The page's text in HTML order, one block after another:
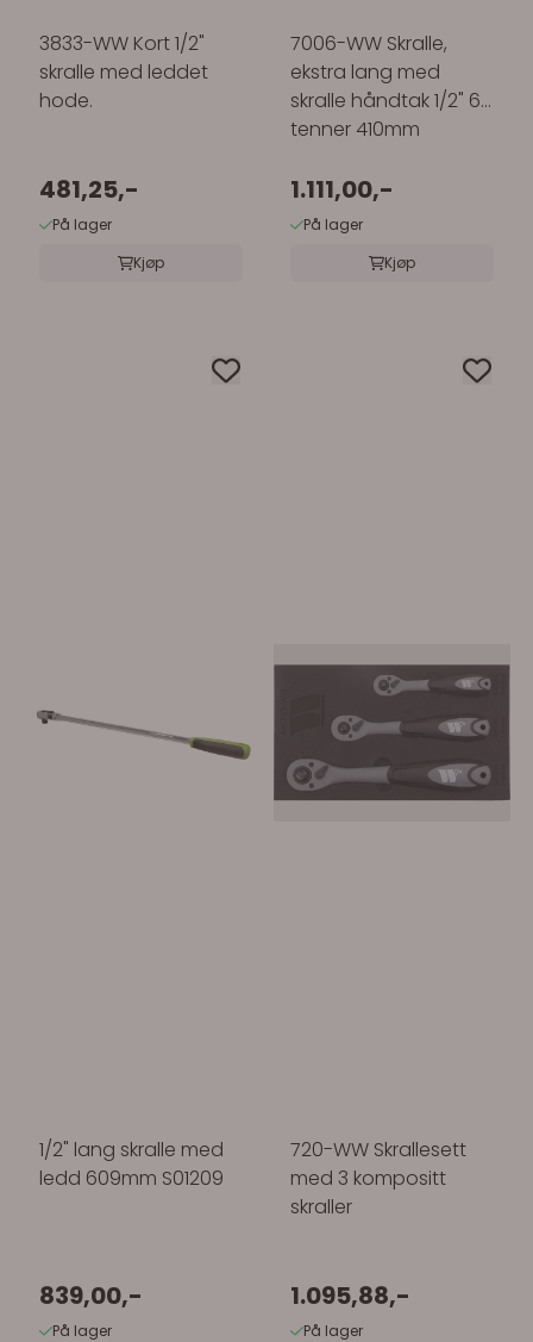
3833-WW Kort 1/2"
skralle med leddet
hode.
481,25,-
På lager
Kjøp
7006-WW Skralle,
ekstra lang med
skralle håndtak 1/2" 60
tenner 410mm
1.111,00,-
På lager
Kjøp
1/2" lang skralle med
ledd 609mm S01209
839,00,-
På lager
720-WW Skrallesett
med 3 kompositt
skraller
1.095,88,-
På lager